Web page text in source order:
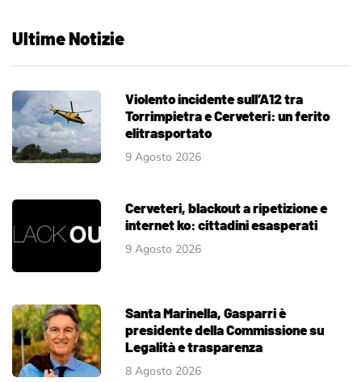
Ultime Notizie
Violento incidente sull’A12 tra
Torrimpietra e Cerveteri: un ferito
elitrasportato
9 Agosto 2026
Cerveteri, blackout a ripetizione e
internet ko: cittadini esasperati
9 Agosto 2026
Santa Marinella, Gasparri è
presidente della Commissione su
Legalità e trasparenza
8 Agosto 2026